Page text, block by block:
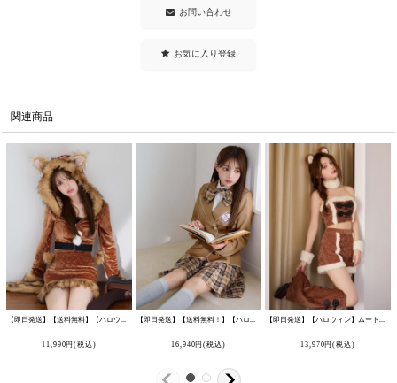
お問い合わせ
お気に入り登録
関連商品
【即日発送】【送料無料】【ハロウィン】 キルティングビジューきつね 【コスプレ4点セット】 【XS-XLサイズ/1カラー】[HC03]吉木千沙都（ちぃぽぽ）着用
11,990円(税込)
【即日発送】【送料無料！】【ハロウィン】韓国JK制服ガール【コスプレ5点セット】【XS-XLサイズ/1カラー】[HC03]吉木千沙都（ちぃぽぽ）着用
16,940円(税込)
【即日発送】【ハロウィン】ムートンベアセットアップ【コスプレ7点セット】【XS-Mサイズ/1カラー】[HC03]吉木千沙都（ちぃぽぽ）着用
13,970円(税込)